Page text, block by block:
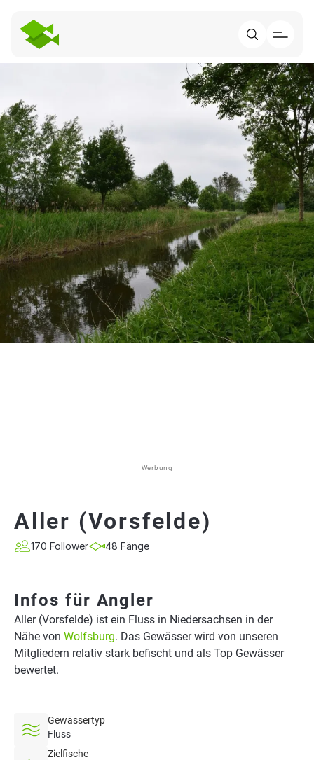
Werbung
Aller (Vorsfelde)
170 Follower 48 Fänge
Infos für Angler
Aller (Vorsfelde) ist ein Fluss in Niedersachsen in der
Nähe von Wolfsburg. Das Gewässer wird von unseren
Mitgliedern relativ stark befischt und als Top Gewässer
bewertet.
Gewässertyp
Fluss
Zielfische